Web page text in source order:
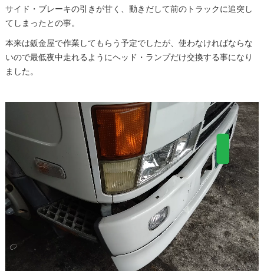
サイド・ブレーキの引きが甘く、動きだして前のトラックに追突し
てしまったとの事。
本来は鈑金屋で作業してもらう予定でしたが、使わなければならな
いので最低夜中走れるようにヘッド・ランプだけ交換する事になり
ました。